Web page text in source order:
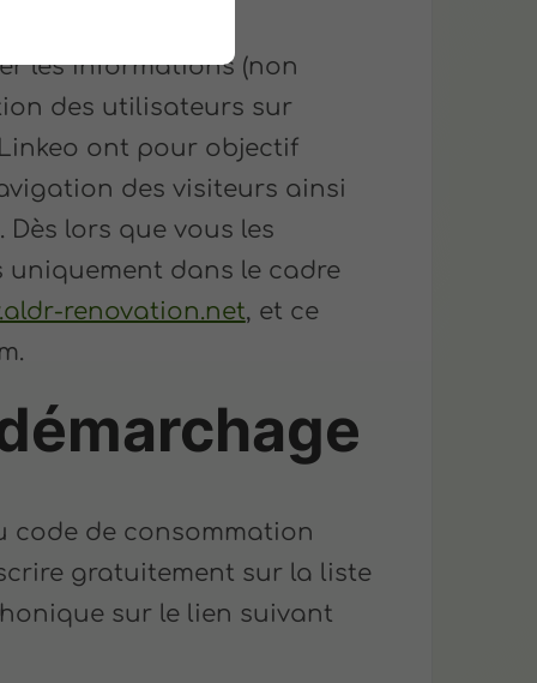
les informations (non
des utilisateurs sur
ont pour objectif
des visiteurs ainsi
lors que vous les
uniquement dans le cadre
renovation.net, et ce
code de consommation
gratuitement sur la liste
sur le lien suivant